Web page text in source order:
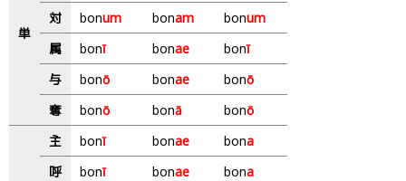
単
対
bonum bonam bonum
属
bonī bonae bonī
与
bonō bonae bonō
奪
bonō bonā bonō
主 bonī bonae bona
呼
bonī bonae bona